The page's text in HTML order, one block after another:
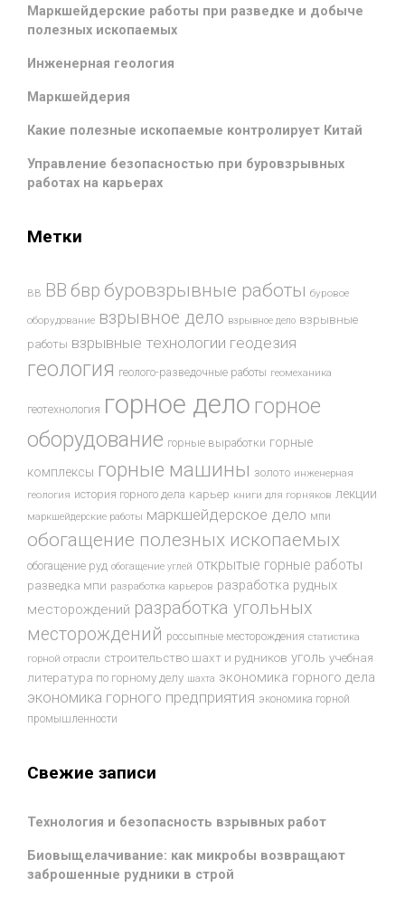
Маркшейдерские работы при разведке и добыче
полезных ископаемых
Инженерная геология
Маркшейдерия
Какие полезные ископаемые контролирует Китай
Управление безопасностью при буровзрывных
работах на карьерах
Метки
ВВ ВВ бвр буровзрывные работы буровое
оборудование взрывное дело взрывное дело взрывные
работы взрывные технологии геодезия
геология геолого-разведочные работы геомеханика
геотехнология горное дело горное
оборудование горные выработки горные
комплексы горные машины золото инженерная
геология история горного дела карьер книги для горняков лекции
маркшейдерские работы маркшейдерское дело мпи
обогащение полезных ископаемых
обогащение руд обогащение углей открытые горные работы
разведка мпи разработка карьеров разработка рудных
месторождений разработка угольных
месторождений россыпные месторождения статистика
горной отрасли строительство шахт и рудников уголь учебная
литература по горному делу шахта экономика горного дела
экономика горного предприятия экономика горной
промышленности
Свежие записи
Технология и безопасность взрывных работ
Биовыщелачивание: как микробы возвращают
заброшенные рудники в строй